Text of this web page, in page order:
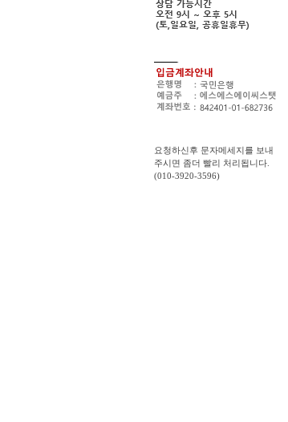
요청하신후 문자메세지를 보내
주시면 좀더 빨리 처리됩니다.
(010-3920-3596)